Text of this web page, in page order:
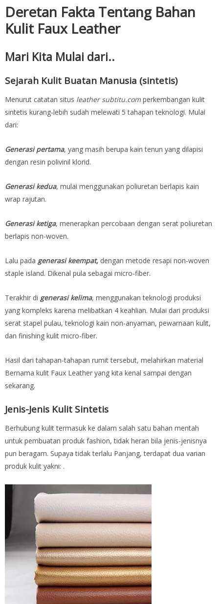
Deretan Fakta Tentang Bahan
Kulit Faux Leather
Mari Kita Mulai dari..
Sejarah Kulit Buatan Manusia (sintetis)
Menurut catatan situs leather subtitu.comperkembangan kulit
sintetis kurang-lebih sudah melewati 5 tahapan teknologi. Mulai
dari:
Generasi pertama, yang masih berupa kain tenun yang dilapisi
dengan resin polivinil klorid.
Generasi kedua, mulai menggunakan poliuretan berlapis kain
wrap rajutan.
Generasi ketiga, menerapkan percobaan dengan serat poliuretan
berlapis non-woven.
Lalu pada generasi keempat, dengan metode resapi non-woven
staple island. Dikenal pula sebagai micro-fiber.
Terakhir di generasi kelima, menggunakan teknologi produksi
yang kompleks karena melibatkan 4 keahlian. Mulai dari produksi
serat stapel pulau, teknologi kain non-anyaman, pewarnaan kulit,
dan finishing kulit micro-fiber.
Hasil dari tahapan-tahapan rumit tersebut, melahirkan material
Bernama kulit Faux Leather yang kita kenal sampai dengan
sekarang.
Jenis-Jenis Kulit Sintetis
Berhubung kulit termasuk ke dalam salah satu bahan mentah
untuk pembuatan produk fashion, tidak heran bila jenis-jenisnya
pun beragam. Supaya tidak terlalu Panjang, terdapat dua varian
produk kulit yakni: .